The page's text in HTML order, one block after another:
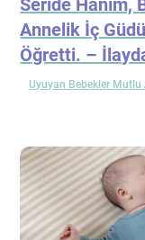
Seride Hanım,
Annelik İç
Öğretti. –
Uyuyan Bebekler Mutlu